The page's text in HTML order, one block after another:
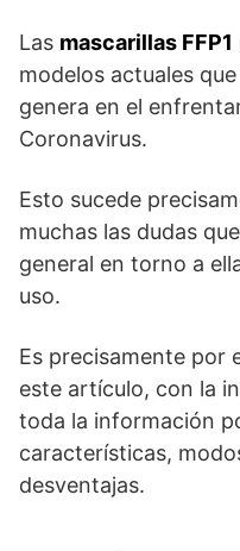
Las mascarillas FFP1
modelos actuales
genera en el
Coronavirus.
Esto sucede
muchas las dudas
general en torno a
uso.
Es precisamente por
este artículo, con la
toda la información
características,
desventajas.